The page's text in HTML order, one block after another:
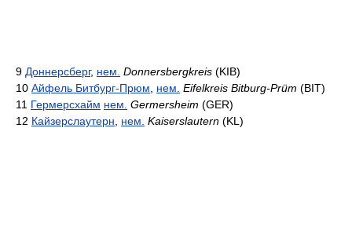
9 Доннерсберг, нем. Donnersbergkreis (KIB)
10 Айфель Битбург-Прюм нем. Eifelkreis Bitburg-Prüm (BIT)
11 Гермерсхайм нем. Germersheim (GER)
12 Кайзерслаутерн нем. Kaiserslautern (KL)